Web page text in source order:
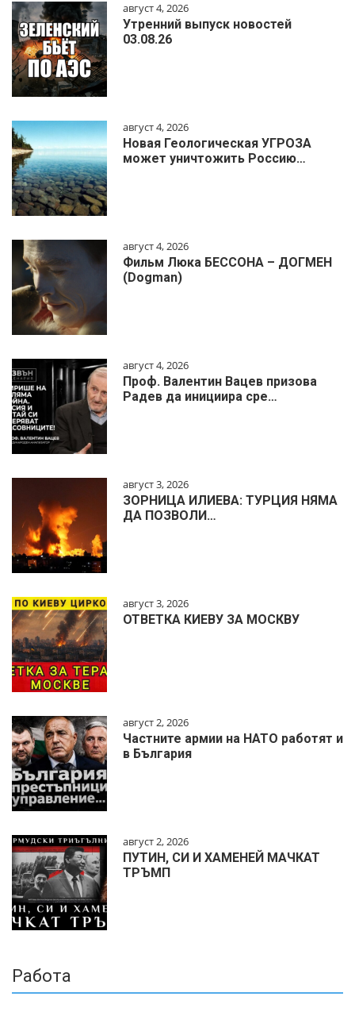
август 4, 2026
Утренний выпуск новостей
03.08.26
август 4, 2026
Новая Геологическая УГРОЗА
может уничтожить Россию…
август 4, 2026
Фильм Люка БЕССОНА – ДОГМЕН
(Dogman)
август 4, 2026
Проф. Валентин Вацев призова
Радев да инициира сре…
август 3, 2026
ЗОРНИЦА ИЛИЕВА: ТУРЦИЯ НЯМА
ДА ПОЗВОЛИ…
август 3, 2026
ОТВЕТКА КИЕВУ ЗА МОСКВУ
август 2, 2026
Частните армии на НАТО работят и
в България
август 2, 2026
ПУТИН, СИ И ХАМЕНЕЙ МАЧКАТ
ТРЪМП
Работа